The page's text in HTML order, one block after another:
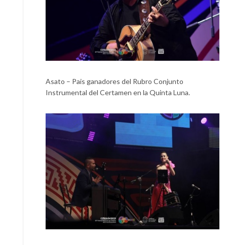
Asato – Pais ganadores del Rubro Conjunto
Instrumental del Certamen en la Quinta Luna.